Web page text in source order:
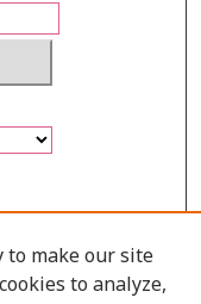
to make our site
to analyze,